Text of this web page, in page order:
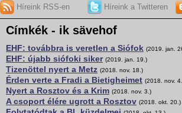
Híreink RSS-en Híreink a Twitteren
Címkék - ik sävehof
EHF: továbbra is veretlen a Siófok (2019. jan.
EHF: újabb siófoki siker (2019. jan. 19.)
Tizenöttel nyert a Metz (2018. nov. 18.)
Érden verte a Fradi a Bietigheimet (2018. nov.
Nyert a Rosztov és a Krim (2018. nov. 3.)
A csoport élére ugrott a Rosztov (2018. okt. 20.)